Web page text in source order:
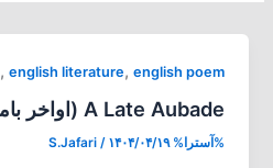
, english literature, english poem
A Late Aubade (اواخر بامداد)
%آسترا% S.Jafari / ۱۴۰۴/۰۴/۱۹